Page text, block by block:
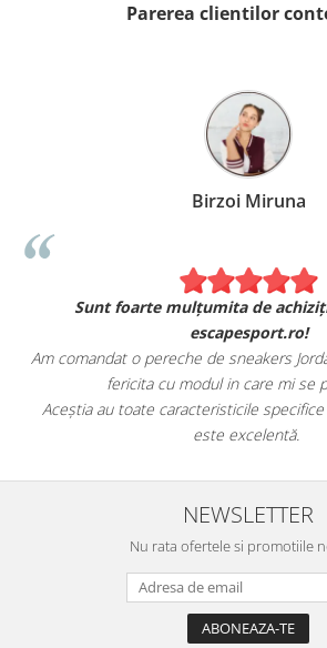
Parerea clientilor
Birzoi Miruna
Sunt foarte mulțumita de
escapesport.ro!
Am comandat o pereche de sneakers
fericita cu modul in care mi se
Aceștia au toate caracteristicile
este excelentă.
NEWSLETTER
Nu rata ofertele si promotiile